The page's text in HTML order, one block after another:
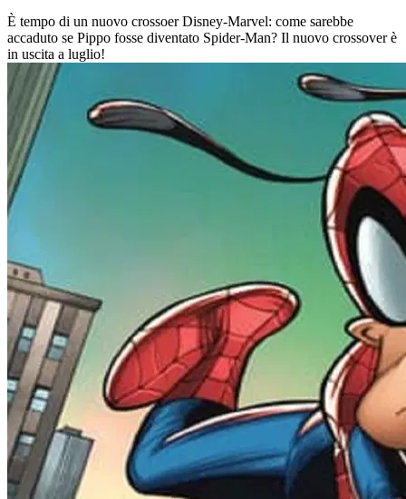
È tempo di un nuovo crossoer Disney-Marvel: come sarebbe
accaduto se Pippo fosse diventato Spider-Man? Il nuovo crossover è
in uscita a luglio!